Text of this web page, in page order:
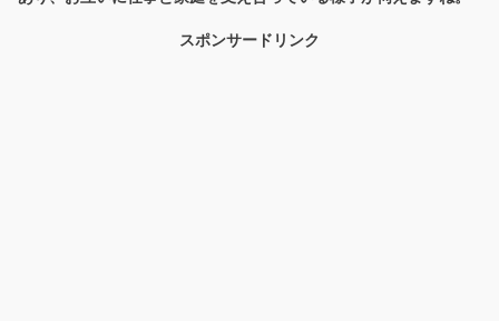
スポンサードリンク